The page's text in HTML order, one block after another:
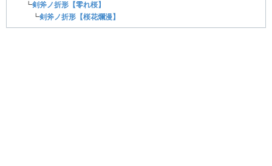
┗剣斧ノ折形【零れ桜】
┗剣斧ノ折形【桜花爛漫】